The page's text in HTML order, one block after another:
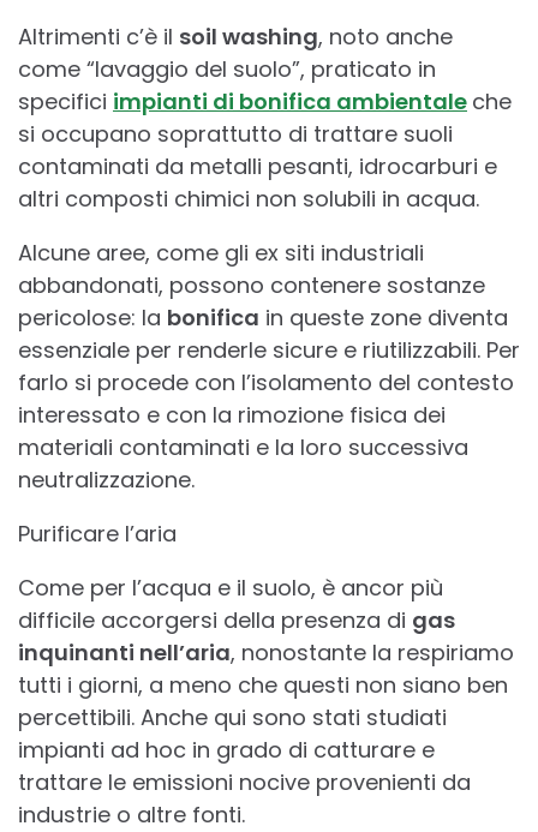
Altrimenti c’è il soil washing, noto anche
come “lavaggio del suolo”, praticato in
specifici impianti di bonifica ambientale che
si occupano soprattutto di trattare suoli
contaminati da metalli pesanti, idrocarburi e
altri composti chimici non solubili in acqua.
Alcune aree, come gli ex siti industriali
abbandonati, possono contenere sostanze
pericolose: la bonifica in queste zone diventa
essenziale per renderle sicure e riutilizzabili. Per
farlo si procede con l’isolamento del contesto
interessato e con la rimozione fisica dei
materiali contaminati e la loro successiva
neutralizzazione.
Purificare l’aria
Come per l’acqua e il suolo, è ancor più
difficile accorgersi della presenza di gas
inquinanti nell’aria, nonostante la respiriamo
tutti i giorni, a meno che questi non siano ben
percettibili. Anche qui sono stati studiati
impianti ad hoc in grado di catturare e
trattare le emissioni nocive provenienti da
industrie o altre fonti.